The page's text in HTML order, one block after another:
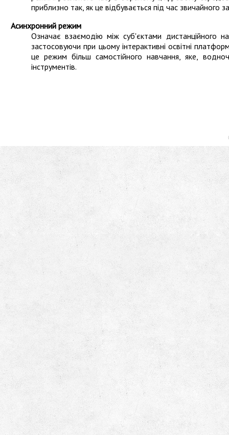
приблизно так, як це відбувається під час звичайного
Асинхронний режим
Означає взаємодію між суб'єктами дистанційного
застосовуючи при цьому інтерактивні освітні
це режим більш самостійного навчання, яке,
інструментів.